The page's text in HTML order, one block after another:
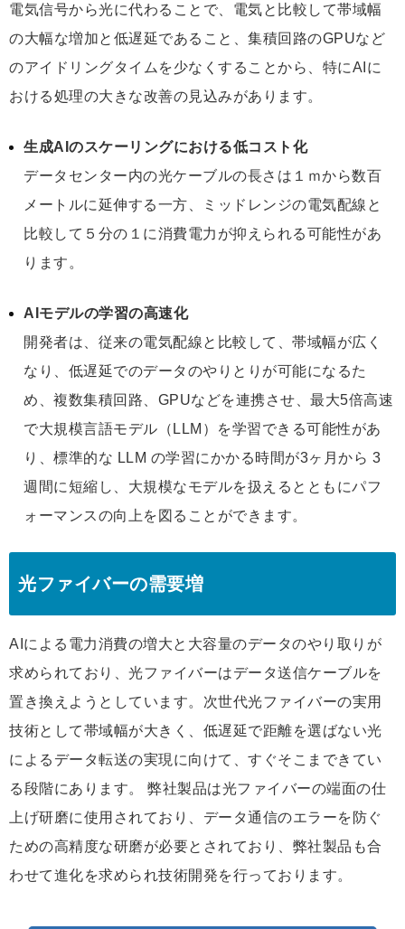
電気信号から光に代わることで、電気と比較して帯域幅
の大幅な増加と低遅延であること、集積回路のGPUなど
のアイドリングタイムを少なくすることから、特にAIに
おける処理の大きな改善の見込みがあります。
生成AIのスケーリングにおける低コスト化
データセンター内の光ケーブルの長さは１ｍから数百
メートルに延伸する一方、ミッドレンジの電気配線と
比較して５分の１に消費電力が抑えられる可能性があ
ります。
AIモデルの学習の高速化
開発者は、従来の電気配線と比較して、帯域幅が広く
なり、低遅延でのデータのやりとりが可能になるた
め、複数集積回路、GPUなどを連携させ、最大5倍高速
で大規模言語モデル（LLM）を学習できる可能性があ
り、標準的な LLM の学習にかかる時間が3ヶ月から 3
週間に短縮し、大規模なモデルを扱えるとともにパフ
ォーマンスの向上を図ることができます。
光ファイバーの需要増
AIによる電力消費の増大と大容量のデータのやり取りが
求められており、光ファイバーはデータ送信ケーブルを
置き換えようとしています。次世代光ファイバーの実用
技術として帯域幅が大きく、低遅延で距離を選ばない光
によるデータ転送の実現に向けて、すぐそこまできてい
る段階にあります。 弊社製品は光ファイバーの端面の仕
上げ研磨に使用されており、データ通信のエラーを防ぐ
ための高精度な研磨が必要とされており、弊社製品も合
わせて進化を求められ技術開発を行っております。